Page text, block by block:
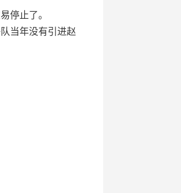
停止了。
当年没有引进赵